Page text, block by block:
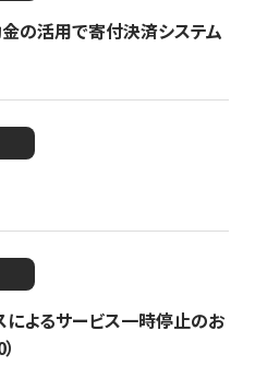
の活用で寄付決済システム
によるサービス一時停止のお